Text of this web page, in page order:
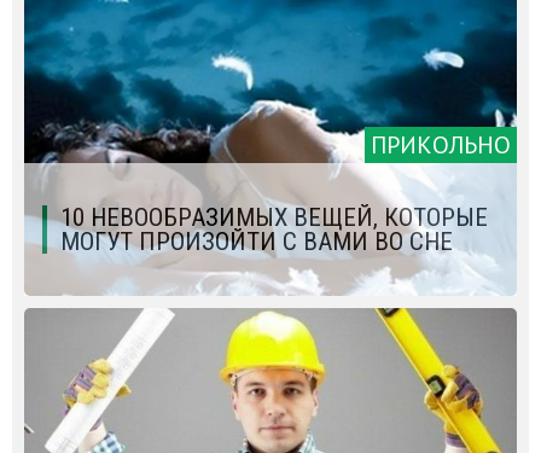
ПРИКОЛЬНО
10 НЕВООБРАЗИМЫХ ВЕЩЕЙ, КОТОРЫЕ
МОГУТ ПРОИЗОЙТИ С ВАМИ ВО СНЕ